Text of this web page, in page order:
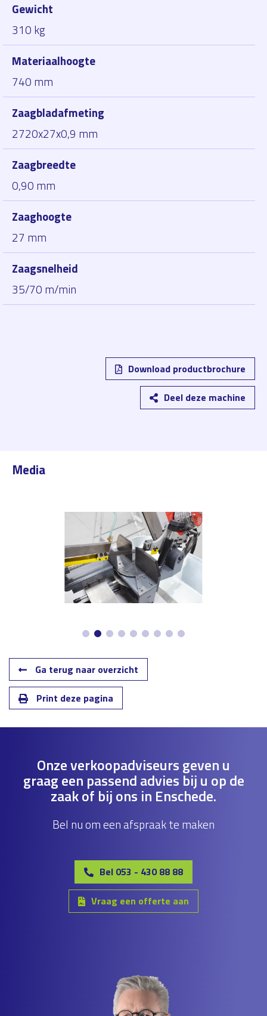
Gewicht
310 kg
Materiaalhoogte
740 mm
Zaagbladafmeting
2720x27x0,9 mm
Zaagbreedte
0,90 mm
Zaaghoogte
27 mm
Zaagsnelheid
35/70 m/min
Download productbrochure
Deel deze machine
Media
Ga terug naar overzicht
Print deze pagina
Onze verkoopadviseurs geven u
graag een passend advies bij u op de
zaak of bij ons in Enschede.
Bel nu om een afspraak te maken
Bel 053 - 430 88 88
Vraag een offerte aan